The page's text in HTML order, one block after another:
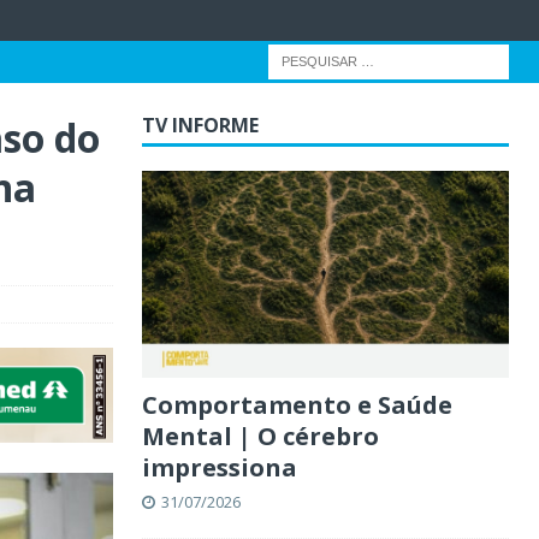
do
TV INFORME
Comportamento e Saúde
Mental | O cérebro
impressiona
31/07/2026